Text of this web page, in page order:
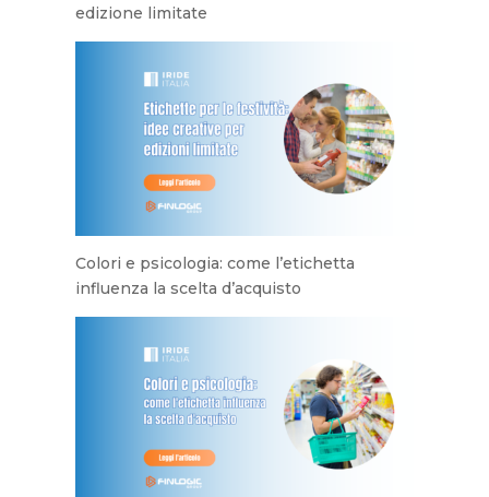
edizione limitate
Colori e psicologia: come l’etichetta
influenza la scelta d’acquisto